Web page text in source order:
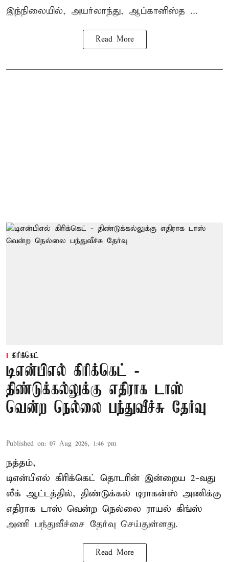
இந்நிலையில், அயர்லாந்து, ஆப்கானிஸ்த ...
Read More
கிரிக்கெட்
டிஎன்பிஎல் கிரிக்கெட் -
திண்டுக்கல்லுக்கு எதிராக டாஸ்
வென்ற நெல்லை பந்துவீச்சு தேர்வு
Published on: 07 Aug 2026, 1:46 pm
நத்தம்,
டிஎன்பிஎல் கிரிக்கெட் தொடரின் இன்றைய 2-வது
லீக் ஆட்டத்தில், திண்டுக்கல் டிராகன்ஸ் அணிக்கு
எதிராக டாஸ் வென்ற நெல்லை ராயல் கிங்ஸ்
அணி பந்துவீச்சை தேர்வு செய்துள்ளது.
Read More